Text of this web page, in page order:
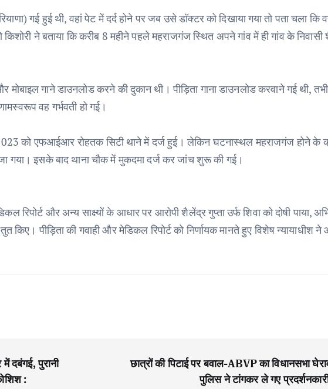
गई हुई थी, वहां पेट में दर्द होने पर जब उसे डॉक्टर को दिखाया गया तो पता चला कि
ने बताया कि करीब 8 महीने पहले महराजगंज स्थित अपने गांव में ही गांव के
मोबाइल गाने डाउनलोड करने की दुकान थी। पीड़िता गाना डाउनलोड करवाने गई थी,
वह गर्भवती हो गई।
को एफआईआर रोहतक सिटी थाने में दर्ज हुई। लेकिन घटनास्थल महराजगंज होने के
गया। इसके बाद थाना चौक में मुकदमा दर्ज कर जांच शुरू की गई।
रिपोर्ट और अन्य साक्ष्यों के आधार पर आरोपी शैलेंद्र गुप्ता उर्फ शिवा को दोषी पाया,
किए। पीड़िता की गवाही और मेडिकल रिपोर्ट को निर्णायक मानते हुए विशेष न्यायाधीश ने
दबंगई, पुरानी
:
छात्रों की पिटाई पर बवाल-ABVP का विधानसभा
पुलिस ने टांगकर ले गए